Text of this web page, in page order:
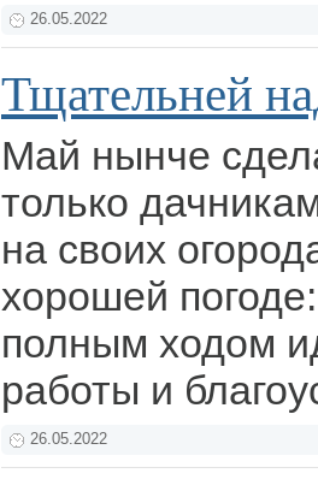
26.05.2022
Тщательней
Май нынче
только
на своих
хорошей
полным ходом
работы и
26.05.2022